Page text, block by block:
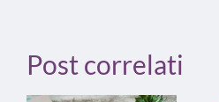
Post correlati